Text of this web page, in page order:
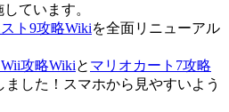
ています。
ト9攻略Wikiを全面リニューアル
攻略Wikiと マリオカート7攻略
ました！スマホから見やすいよう